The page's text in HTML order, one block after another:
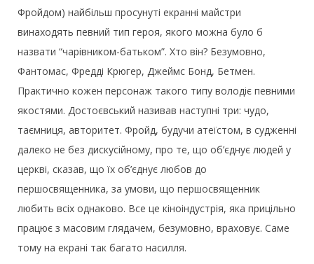
Фройдом) найбільш просунуті екранні майстри
винаходять певний тип героя, якого можна було б
назвати “чарівником-батьком”. Хто він? Безумовно,
Фантомас, Фредді Крюгер, Джеймс Бонд, Бетмен.
Практично кожен персонаж такого типу володіє певними
якостями. Достоєвський називав наступні три: чудо,
таємниця, авторитет. Фройд, будучи атеїстом, в судженні
далеко не без дискусійному, про те, що об’єднує людей у
церкві, сказав, що їх об’єднує любов до
першосвященника, за умови, що першосвященник
любить всіх однаково. Все це кіноіндустрія, яка прицільно
працює з масовим глядачем, безумовно, враховує. Саме
тому на екрані так багато насилля.